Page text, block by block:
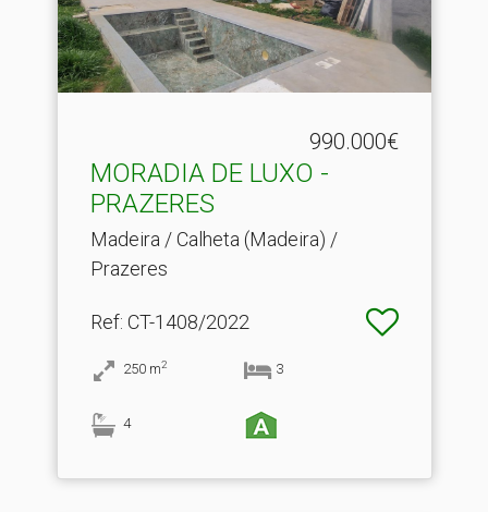
990.000€
MORADIA DE LUXO -
PRAZERES
Madeira / Calheta (Madeira) /
Prazeres
Ref: CT-1408/2022
250 m2 3
4